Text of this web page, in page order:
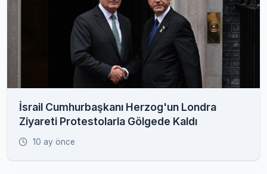
İsrail Cumhurbaşkanı Herzog'un Londra
Ziyareti Protestolarla Gölgede Kaldı
10 ay önce